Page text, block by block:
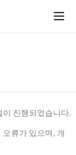
진행되었습니다.
류가 있으며, 개